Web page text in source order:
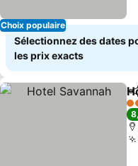
Choix populaire
Sélectionnez des dates
les prix exacts
4